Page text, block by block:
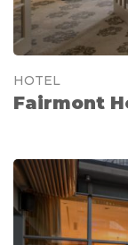
Singapore
Rome
Dublin
Hong
Madrid
Alles bekijken
HOTEL
Fairmont